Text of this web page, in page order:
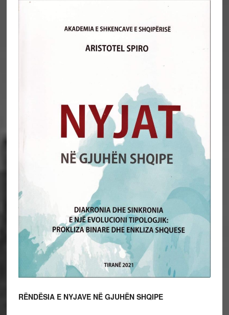
RËNDËSIA E NYJAVE NË GJUHËN SHQIPE